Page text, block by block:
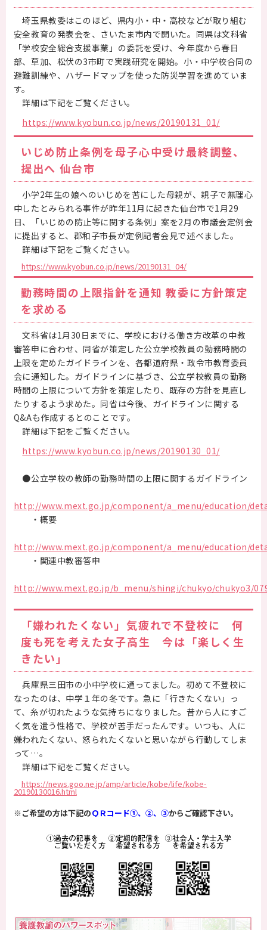
埼玉県教委はこのほど、県内小・中・高校などが取り組む
安全教育の発表会を、さいたま市内で開いた。同県は文科省
「学校安全総合支援事業」の委託を受け、今年度から春日
部、草加、松伏の3市町で実践研究を開始。小・中学校合同の
避難訓練や、ハザードマップを使った防災学習を進めていま
す。
詳細は下記をご覧ください。
https://www.kyobun.co.jp/news/20190131_01/
いじめ防止条例を母子心中受け最終調整、
提出へ 仙台市
小学2年生の娘へのいじめを苦にした母親が、親子で無理心
中したとみられる事件が昨年11月に起きた仙台市で1月29
日、「いじめの防止等に関する条例」案を2月の市議会定例会
に提出すると、郡和子市長が定例記者会見で述べました。
詳細は下記をご覧ください。
https://www.kyobun.co.jp/news/20190131_04/
勤務時間の上限指針を通知 教委に方針策定
を求める
文科省は1月30日までに、学校における働き方改革の中教
審答申に合わせ、同省が策定した公立学校教員の勤務時間の
上限を定めたガイドラインを、各都道府県・政令市教育委員
会に通知した。ガイドラインに基づき、公立学校教員の勤務
時間の上限について方針を策定したり、既存の方針を見直し
たりするよう求めた。同省は今後、ガイドラインに関する
Q&Aも作成するとのことです。
詳細は下記をご覧ください。
https://www.kyobun.co.jp/news/20190130_01/
●公立学校の教師の勤務時間の上限に関するガイドライン
http://www.mext.go.jp/component/a_menu/education/
・概要
http://www.mext.go.jp/component/a_menu/education/
・関連中教審答申
http://www.mext.go.jp/b_menu/shingi/chukyo/chukyo3/
「嫌われたくない」気疲れで不登校に 何
度も死を考えた女子高生 今は「楽しく生
きたい」
兵庫県三田市の小中学校に通ってました。初めて不登校に
なったのは、中学１年の冬です。急に「行きたくない」っ
て、糸が切れたような気持ちになりました。昔から人にすご
く気を遣う性格で、学校が苦手だったんです。いつも、人に
嫌われたくない、怒られたくないと思いながら行動してしま
って…。
詳細は下記をご覧ください。
https://news.goo.ne.jp/amp/article/kobe/life/kobe-
20190130016.html
※ご希望の方は下記のＱＲコード①、②、③からご確認下さい。